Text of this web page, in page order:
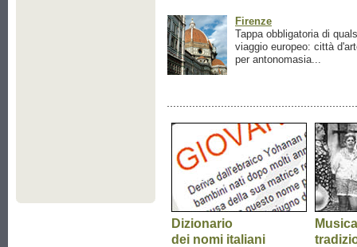
Firenze
Tappa obbligatoria di
viaggio europeo: città
per antonomasia...
Dizionario
dei nomi italiani
Musica